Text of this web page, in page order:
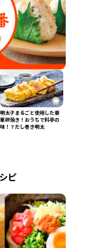
明太子まるごと使用した豪
華卵焼き！おうちで料亭の
味！？だし巻き明太
ピ